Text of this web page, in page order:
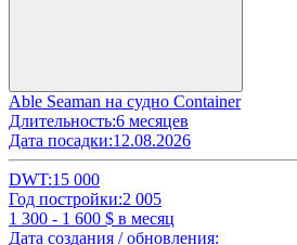
Able Seaman на судно Container
Длительность:6 месяцев
Дата посадки:12.08.2026
DWT:15 000
Год постройки:2 005
1 300 - 1 600 $ в месяц
Дата создания / обновления: